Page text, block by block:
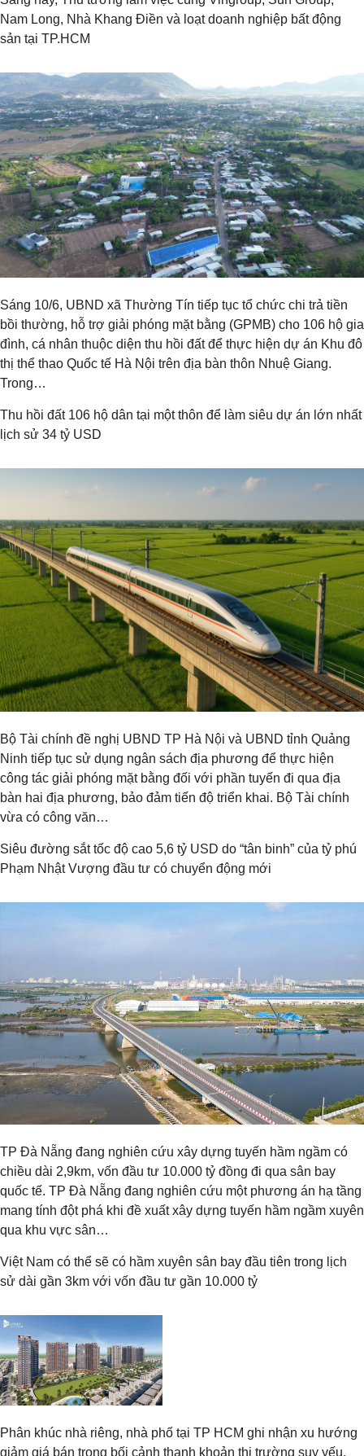
Nam Long, Nhà Khang Điền và loạt doanh nghiệp bất động
sản tại TP.HCM
Sáng 10/6, UBND xã Thường Tín tiếp tục tổ chức chi trả tiền
bồi thường, hỗ trợ giải phóng mặt bằng (GPMB) cho 106 hộ gia
đình, cá nhân thuộc diện thu hồi đất để thực hiện dự án Khu đô
thị thể thao Quốc tế Hà Nội trên địa bàn thôn Nhuệ Giang.
Trong…
Thu hồi đất 106 hộ dân tại một thôn để làm siêu dự án lớn nhất
lịch sử 34 tỷ USD
Bộ Tài chính đề nghị UBND TP Hà Nội và UBND tỉnh Quảng
Ninh tiếp tục sử dụng ngân sách địa phương để thực hiện
công tác giải phóng mặt bằng đối với phần tuyến đi qua địa
bàn hai địa phương, bảo đảm tiến độ triển khai. Bộ Tài chính
vừa có công văn…
Siêu đường sắt tốc độ cao 5,6 tỷ USD do “tân binh” của tỷ phú
Phạm Nhật Vượng đầu tư có chuyển động mới
TP Đà Nẵng đang nghiên cứu xây dựng tuyến hầm ngầm có
chiều dài 2,9km, vốn đầu tư 10.000 tỷ đồng đi qua sân bay
quốc tế. TP Đà Nẵng đang nghiên cứu một phương án hạ tầng
mang tính đột phá khi đề xuất xây dựng tuyến hầm ngầm xuyên
qua khu vực sân…
Việt Nam có thể sẽ có hầm xuyên sân bay đầu tiên trong lịch
sử dài gần 3km với vốn đầu tư gần 10.000 tỷ
Phân khúc nhà riêng, nhà phố tại TP HCM ghi nhận xu hướng
giảm giá bán trong bối cảnh thanh khoản thị trường suy yếu,